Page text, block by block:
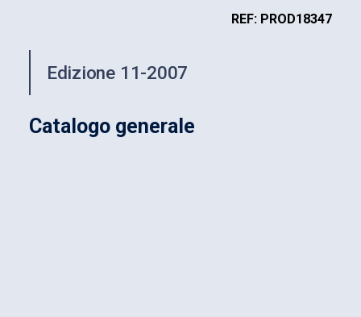
Edizione 11-2007
REF: PROD18347
Catalogo generale